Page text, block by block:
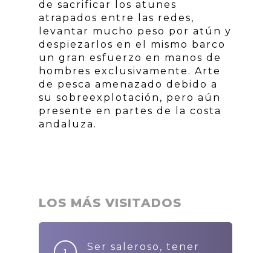
de sacrificar los atunes
atrapados entre las redes,
levantar mucho peso por atún y
despiezarlos en el mismo barco
un gran esfuerzo en manos de
hombres exclusivamente. Arte
de pesca amenazado debido a
su sobreexplotación, pero aún
presente en partes de la costa
andaluza.
LOS MÁS VISITADOS
Ser saleroso, tener